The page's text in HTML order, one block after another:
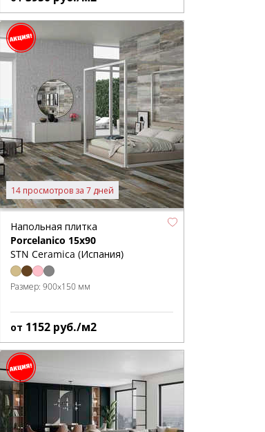
14 просмотров за 7 дней
Напольная плитка
Porcelanico 15x90
STN Ceramica (Испания)
Размер: 900x150 мм
от 1152 руб./м2